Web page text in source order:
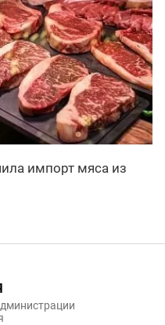
импорт мяса из